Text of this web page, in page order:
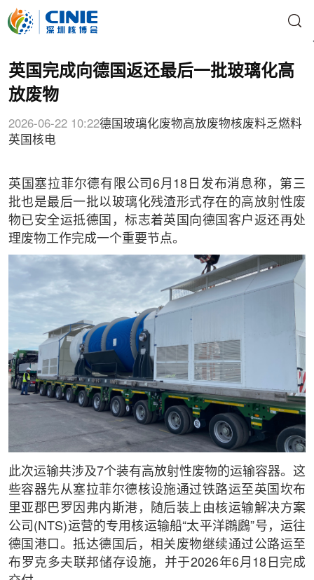
英国完成向德国返还最后一批玻璃化高
放废物
2026-06-22 10:22德国玻璃化废物高放废物核废料乏燃料
英国核电
英国塞拉菲尔德有限公司6月18日发布消息称，第三
批也是最后一批以玻璃化残渣形式存在的高放射性废
物已安全运抵德国，标志着英国向德国客户返还再处
理废物工作完成一个重要节点。
此次运输共涉及7个装有高放射性废物的运输容器。这
些容器先从塞拉菲尔德核设施通过铁路运至英国坎布
里亚郡巴罗因弗内斯港，随后装上由核运输解决方案
公司(NTS)运营的专用核运输船“太平洋鸊鷉”号，运往
德国港口。抵达德国后，相关废物继续通过公路运至
布罗克多夫联邦储存设施，并于2026年6月18日完成